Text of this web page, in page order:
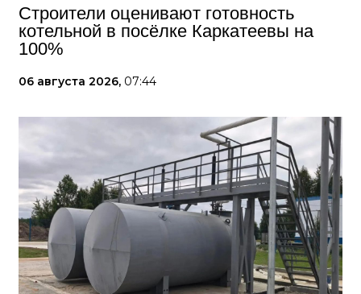
Строители оценивают готовность
котельной в посёлке Каркатеевы на
100%
06 августа 2026, 07:44